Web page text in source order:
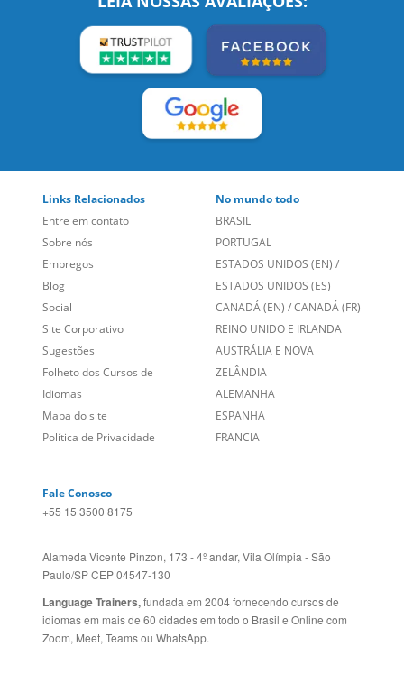
Sobre nós
Empregos
Blog
Social
Site Corporativo
Sugestões
Folheto dos Cursos de
Idiomas
Mapa do site
Política de Privacidade
PORTUGAL
ESTADOS UNIDOS (EN)
ESTADOS UNIDOS (ES)
CANADÁ (EN)/CANADÁ (FR)
REINO UNIDO E IRLANDA
AUSTRÁLIA E NOVA
ZELÂNDIA
ALEMANHA
ESPANHA
FRANCIA
Alameda Vicente Pinzon, 173 - 4º andar, Vila Olímpia - São
Language Trainers,fundada em 2004 fornecendo cursos de
idiomas em mais de 60 cidades em todo o Brasil e Online com